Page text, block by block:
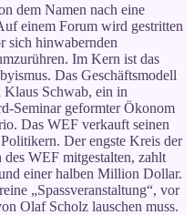
dem Namen nach eine
einem Forum wird gestritten
sich hinwabernden
Im Kern ist das
Das Geschäftsmodell
Klaus Schwab, ein in
Seminar geformter Ökonom
Das WEF verkauft seinen
Der engste Kreis der
WEF mitgestalten, zahlt
einer halben Million Dollar.
„Spassveranstaltung“, vor
Olaf Scholz lauschen muss.